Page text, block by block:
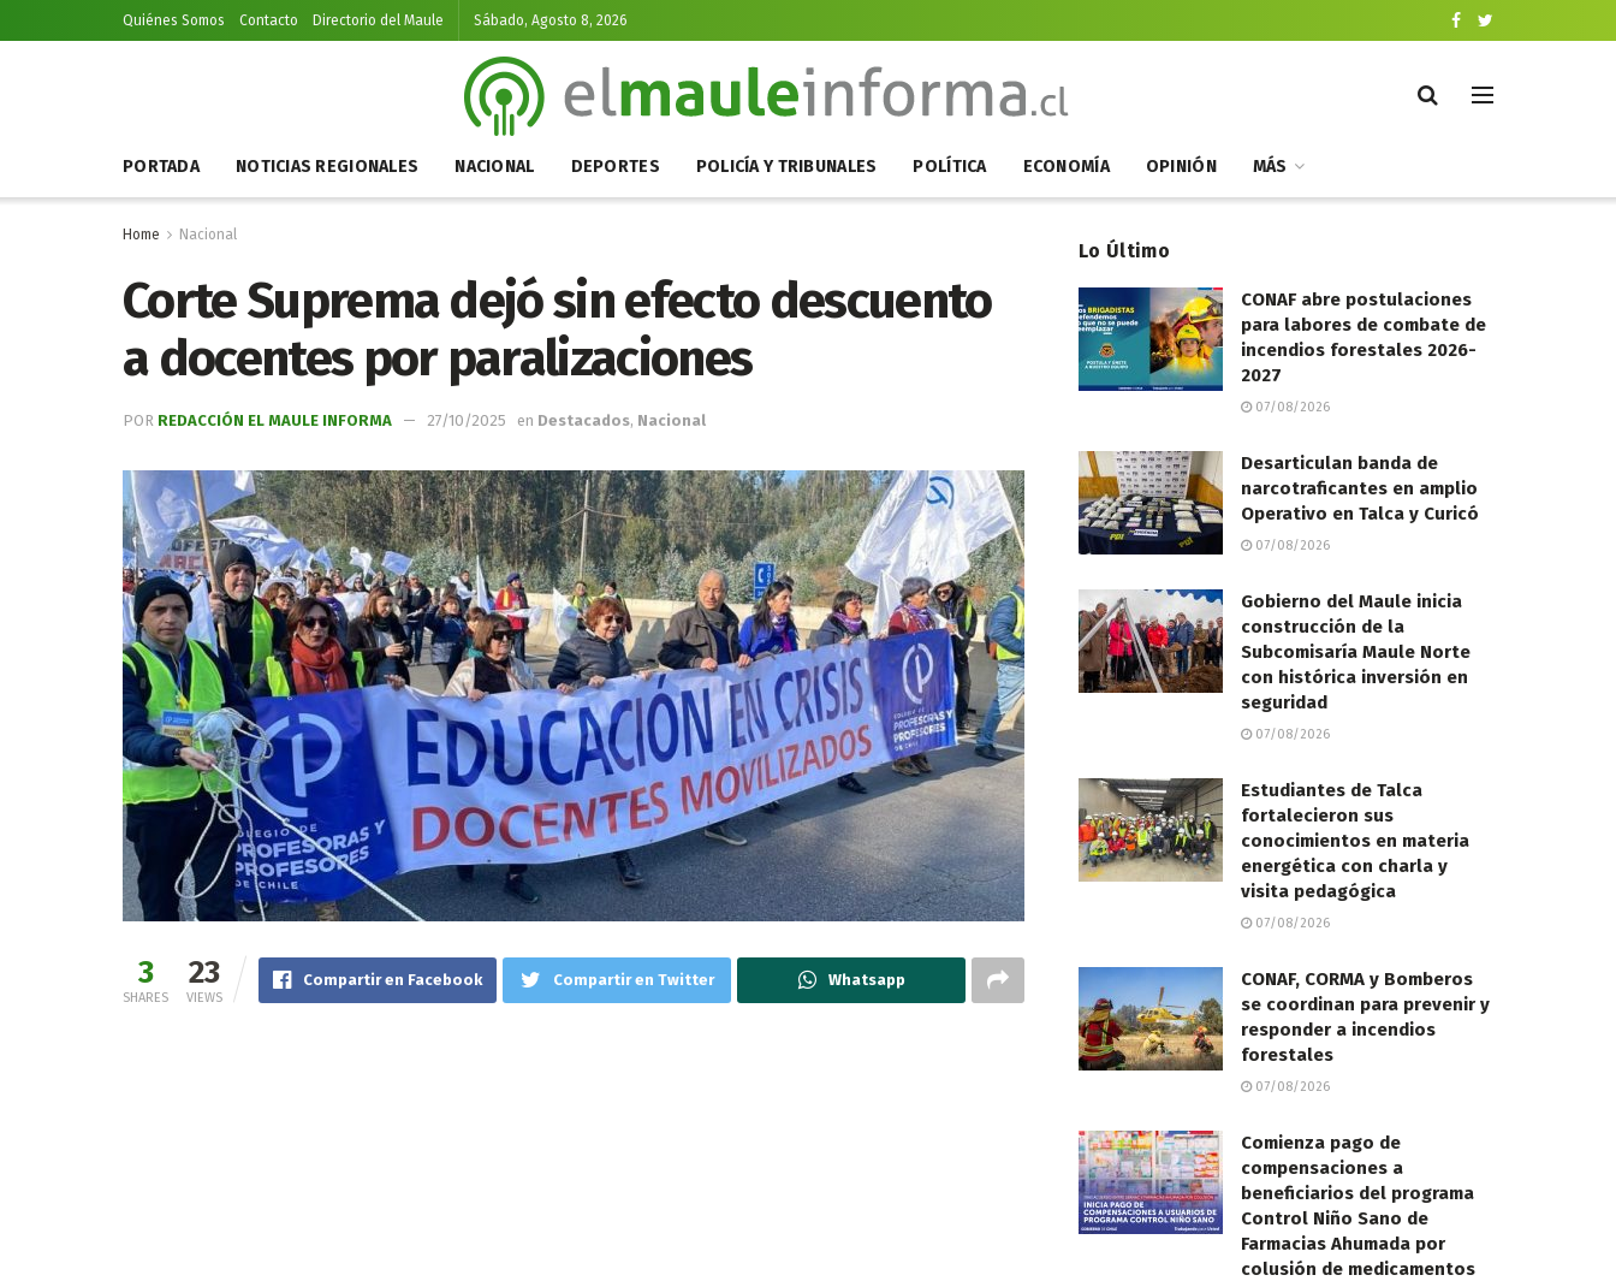
Quiénes Somos Contacto Directorio del Maule Sábado, Agosto 8, 2026
PORTADA NOTICIAS REGIONALES NACIONAL DEPORTES POLICÍA Y TRIBUNALES POLÍTICA ECONOMÍA OPINIÓN MÁS
Home Nacional
Corte Suprema dejó sin efecto descuento
a docentes por paralizaciones
POR REDACCIÓN EL MAULE INFORMA 27/10/2025 en Destacados, Nacional
3
SHARES
23
VIEWS
Compartir en Facebook Compartir en Twitter Whatsapp
Lo Último
CONAF abre postulaciones
para labores de combate de
incendios forestales 2026-
2027
07/08/2026
Desarticulan banda de
narcotraficantes en amplio
Operativo en Talca y Curicó
07/08/2026
Gobierno del Maule inicia
construcción de la
Subcomisaría Maule Norte
con histórica inversión en
seguridad
07/08/2026
Estudiantes de Talca
fortalecieron sus
conocimientos en materia
energética con charla y
visita pedagógica
07/08/2026
CONAF, CORMA y Bomberos
se coordinan para prevenir y
responder a incendios
forestales
07/08/2026
Comienza pago de
compensaciones a
beneficiarios del programa
Control Niño Sano de
Farmacias Ahumada por
colusión de medicamentos